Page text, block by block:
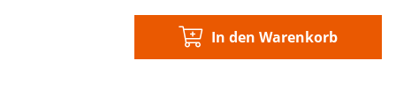
In den Warenkorb